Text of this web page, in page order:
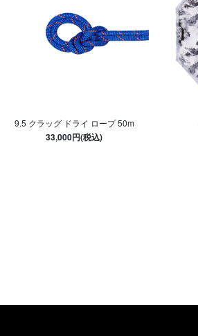
9.5 クラッグ ドライ ロープ 50m
33,000円(税込)